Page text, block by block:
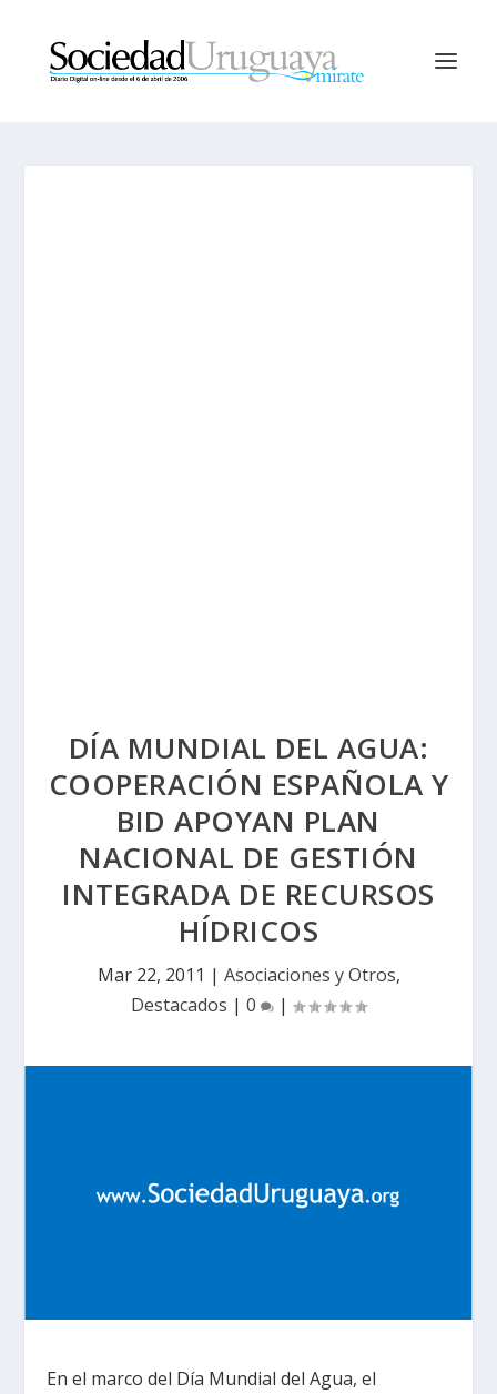
DÍA MUNDIAL DEL AGUA:
COOPERACIÓN ESPAÑOLA Y
BID APOYAN PLAN
NACIONAL DE GESTIÓN
INTEGRADA DE RECURSOS
HÍDRICOS
Mar 22, 2011 | Asociaciones y Otros,
Destacados | 0 |
En el marco del Día Mundial del Agua, el